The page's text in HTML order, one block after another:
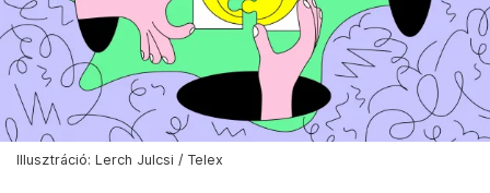
Illusztráció: Lerch Julcsi / Telex